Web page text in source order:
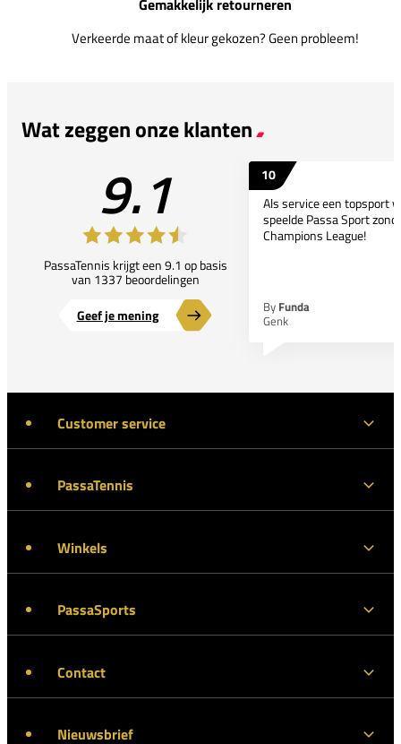
Verkeerde maat of kleur gekozen? Geen probleem!
Wat zeggen onze klanten
9.1
PassaTennis krijgt een 9.1 op basis
van 1337 beoordelingen
Geef je mening
10
Als service een topsport
speelde Passa Sport
Champions League!
By Funda
Genk
Customer service
PassaTennis
Winkels
PassaSports
Contact
Nieuwsbrief